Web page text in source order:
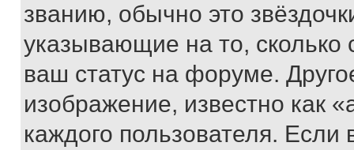
званию, обычно это
указывающие на то,
ваш статус на форуме.
изображение, известно как
каждого пользователя.